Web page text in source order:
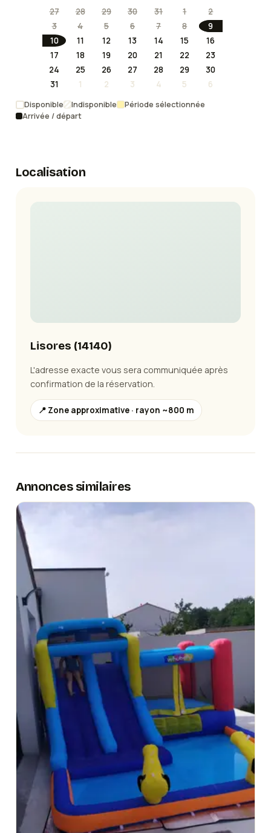
27 28 29 30 31 1
2
3
4 5 6 7 8
9
10
11 12 13 14 15
16
17
18 19 20 21 22
23
24
25 26 27 28 29
30
31
1 2 3 4 5 6
Disponible Indisponible
Période sélectionnée
Arrivée / départ
Localisation
Lisores (14140)
L'adresse exacte vous sera communiquée après
confirmation de la réservation.
📍 Zone approximative · rayon ~800 m
Annonces similaires